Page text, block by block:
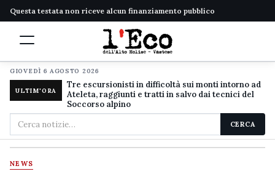
Questa testata non riceve alcun finanziamento pubblico
GIOVEDÌ 6 AGOSTO 2026
ULTIM'ORA
Tre escursionisti in difficoltà sui monti intorno ad
Ateleta, raggiunti e tratti in salvo dai tecnici del
Soccorso alpino
Cerca
nel
sito
CERCA
NEWS